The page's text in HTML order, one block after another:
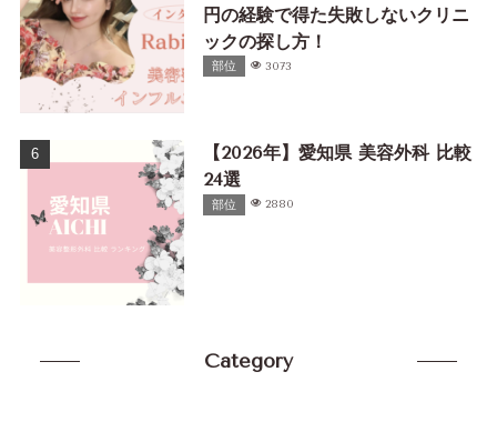
円の経験で得た失敗しないクリニ
ックの探し方！
部位 3073
【2026年】愛知県 美容外科 比較
24選
部位 2880
Category